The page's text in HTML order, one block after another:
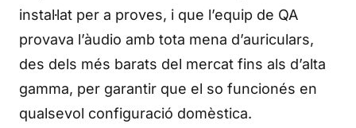
instal·lat per a proves, i que l’equip de QA
provava l’àudio amb tota mena d’auriculars,
des dels més barats del mercat fins als d’alta
gamma, per garantir que el so funcionés en
qualsevol configuració domèstica.